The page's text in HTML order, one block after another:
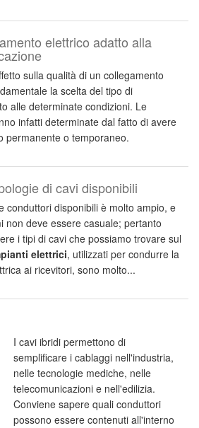
elettrico adatto alla
sulla qualità di un collegamento
la scelta del tipo di
alle determinate condizioni. Le
infatti determinate dal fatto di avere
permanente o temporaneo.
di cavi disponibili
conduttori disponibili è molto ampio, e
non deve essere casuale; pertanto
i tipi di cavi che possiamo trovare sul
elettrici, utilizzati per condurre la
ai ricevitori, sono molto...
I cavi ibridi permettono di
semplificare i cablaggi nell'industria,
nelle tecnologie mediche, nelle
telecomunicazioni e nell'edilizia.
Conviene sapere quali conduttori
possono essere contenuti all'interno